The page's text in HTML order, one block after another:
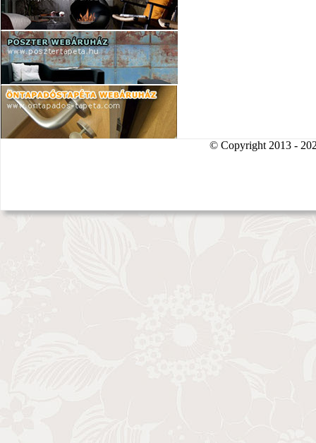
© Copyright 2013 -